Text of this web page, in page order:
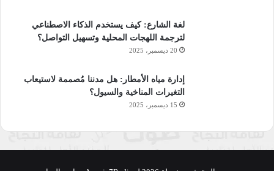
لغة الشارع: كيف يستخدم الذكاء الاصطناعي
لترجمة اللهجات المحلية وتسهيل التواصل؟
20 ديسمبر، 2025
إدارة مياه الأمطار: هل مدننا مُصممة لاستيعاب
التغيرات المناخية والسيول؟
15 ديسمبر، 2025